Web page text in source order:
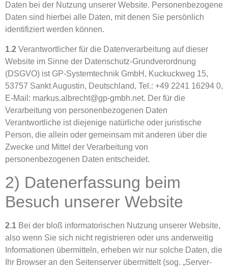
Daten bei der Nutzung unserer Website. Personenbezogene
Daten sind hierbei alle Daten, mit denen Sie persönlich
identifiziert werden können.
1.2 Verantwortlicher für die Datenverarbeitung auf dieser
Website im Sinne der Datenschutz-Grundverordnung
(DSGVO) ist GP-Systemtechnik GmbH, Kuckuckweg 15,
53757 Sankt Augustin, Deutschland, Tel.: +49 2241 16294 0,
E-Mail: markus.albrecht@gp-gmbh.net. Der für die
Verarbeitung von personenbezogenen Daten
Verantwortliche ist diejenige natürliche oder juristische
Person, die allein oder gemeinsam mit anderen über die
Zwecke und Mittel der Verarbeitung von
personenbezogenen Daten entscheidet.
2) Datenerfassung beim
Besuch unserer Website
2.1 Bei der bloß informatorischen Nutzung unserer Website,
also wenn Sie sich nicht registrieren oder uns anderweitig
Informationen übermitteln, erheben wir nur solche Daten, die
Ihr Browser an den Seitenserver übermittelt (sog. „Server-